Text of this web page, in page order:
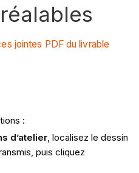
jointes PDF du livrable
:
d’atelier, localisez le dessin
puis cliquez